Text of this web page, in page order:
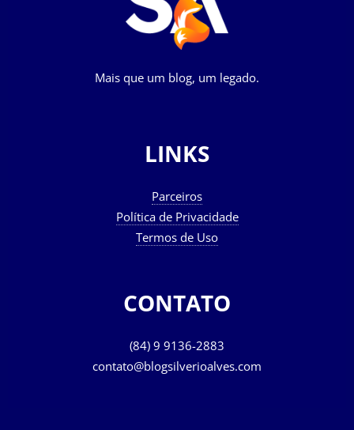
Mais que um blog, um legado.
LINKS
Parceiros
Política de Privacidade
Termos de Uso
CONTATO
(84) 9 9136-2883
contato@blogsilverioalves.com